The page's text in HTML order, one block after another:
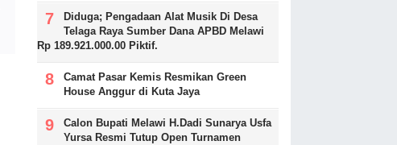
Diduga; Pengadaan Alat Musik Di Desa
Telaga Raya Sumber Dana APBD Melawi
Rp 189.921.000.00 Piktif.
Camat Pasar Kemis Resmikan Green
House Anggur di Kuta Jaya
Calon Bupati Melawi H.Dadi Sunarya Usfa
Yursa Resmi Tutup Open Turnamen